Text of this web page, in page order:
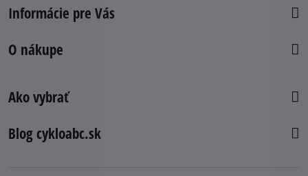
Informácie pre Vás
O nákupe
Ako vybrať
Blog cykloabc.sk